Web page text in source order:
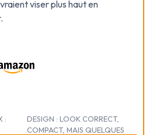
viser plus haut en
:
DESIGN : LOOK CORRECT,
COMPACT, MAIS QUELQUES